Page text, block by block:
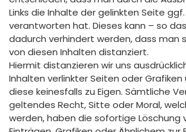
Links die Inhalte der gelinkten Seite
verantworten hat. Dieses kann – so
dadurch verhindert werden, dass man
von diesen Inhalten distanziert.
Hiermit distanzieren wir uns
Inhalten verlinkter Seiten oder
diese keinesfalls zu Eigen. Sämtliche
geltendes Recht, Sitte oder Moral,
werden, haben die sofortige Löschung